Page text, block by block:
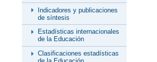
Indicadores y publicaciones
de síntesis
Estadísticas internacionales
de la Educación
Clasificaciones estadísticas